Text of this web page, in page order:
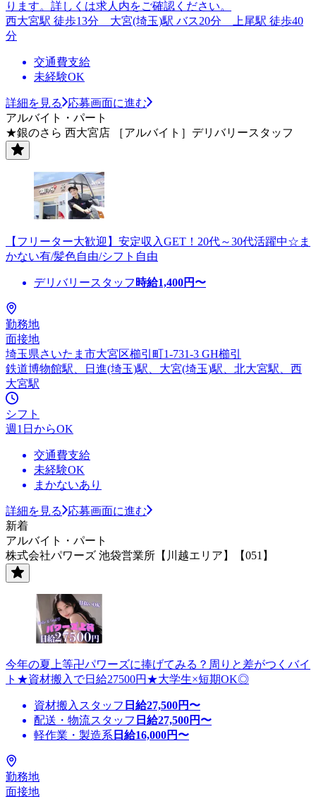
ります。詳しくは求人内をご確認ください。
西大宮駅 徒歩13分 大宮(埼玉)駅 バス20分 上尾駅 徒歩40
分
交通費支給
未経験OK
詳細を見る
応募画面に進む
アルバイト・パート
★銀のさら 西大宮店 ［アルバイト］デリバリースタッフ
【フリーター大歓迎】安定収入GET！20代～30代活躍中☆ま
かない有/髪色自由/シフト自由
デリバリースタッフ 時給1,400円〜
勤務地
面接地
埼玉県さいたま市大宮区櫛引町1-731-3 GH櫛引
鉄道博物館駅、日進(埼玉)駅、大宮(埼玉)駅、北大宮駅、西
大宮駅
シフト
週1日からOK
交通費支給
未経験OK
まかないあり
詳細を見る
応募画面に進む
新着
アルバイト・パート
株式会社パワーズ 池袋営業所【川越エリア】【051】
今年の夏上等卍パワーズに捧げてみる？周りと差がつくバイ
ト★資材搬入で日給27500円★大学生×短期OK◎
資材搬入スタッフ 日給27,500円〜
配送・物流スタッフ 日給27,500円〜
軽作業・製造系 日給16,000円〜
勤務地
面接地